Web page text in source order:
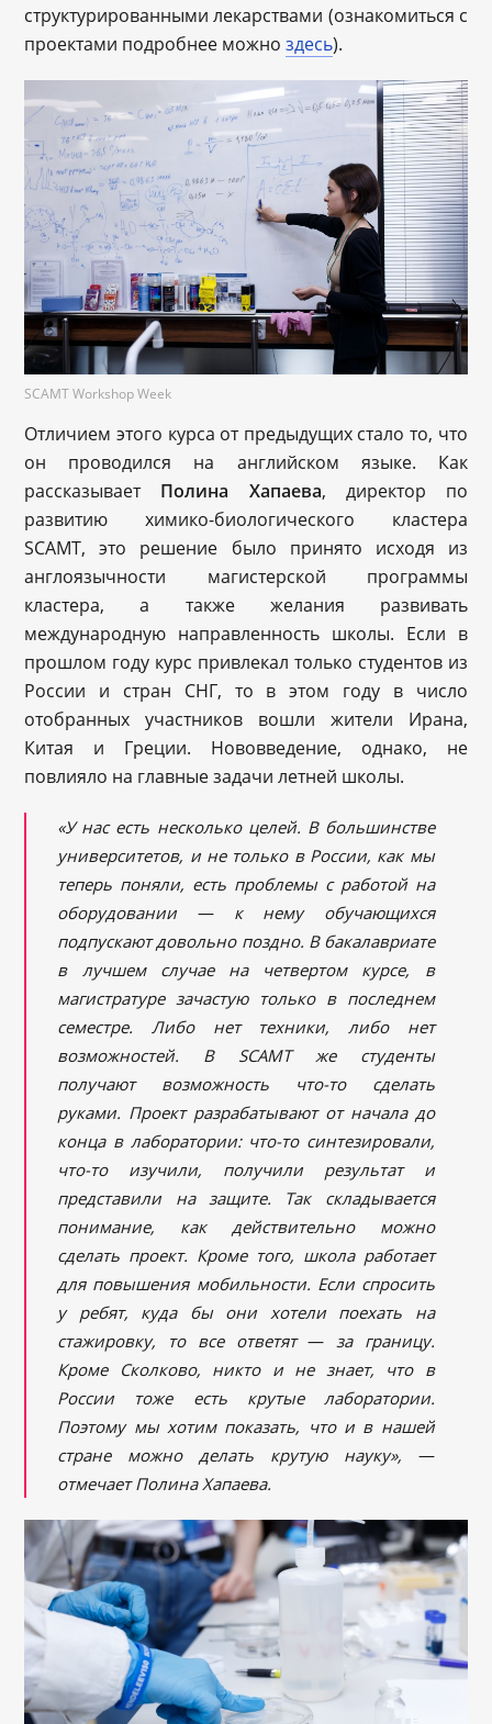
структурированными лекарствами (ознакомиться с
проектами подробнее можноздесь).
SCAMT Workshop Week
Отличием этого курса от предыдущих стало то, что
он проводился на английском языке. Как
рассказывает Полина Хапаева, директор по
развитию химико-биологического кластера
SCAMT, это решение было принято исходя из
англоязычности магистерской программы
кластера, а также желания развивать
международную направленность школы. Если в
прошлом году курс привлекал только студентов из
России и стран СНГ, то в этом году в число
отобранных участников вошли жители Ирана,
Китая и Греции. Нововведение, однако, не
повлияло на главные задачи летней школы.
«У нас есть несколько целей. В большинстве
университетов, и не только в России, как мы
теперь поняли, есть проблемы с работой на
оборудовании — к нему обучающихся
подпускают довольно поздно. В бакалавриате
в лучшем случае на четвертом курсе, в
магистратуре зачастую только в последнем
семестре. Либо нет техники, либо нет
возможностей. В SCAMT же студенты
получают возможность что-то сделать
руками. Проект разрабатывают от начала до
конца в лаборатории: что-то синтезировали,
что-то изучили, получили результат и
представили на защите. Так складывается
понимание, как действительно можно
сделать проект. Кроме того, школа работает
для повышения мобильности. Если спросить
у ребят, куда бы они хотели поехать на
стажировку, то все ответят— за границу.
Кроме Сколково, никто и не знает, что в
России тоже есть крутые лаборатории.
Поэтому мы хотим показать, что и в нашей
стране можно делать крутую науку», —
отмечает Полина Хапаева.